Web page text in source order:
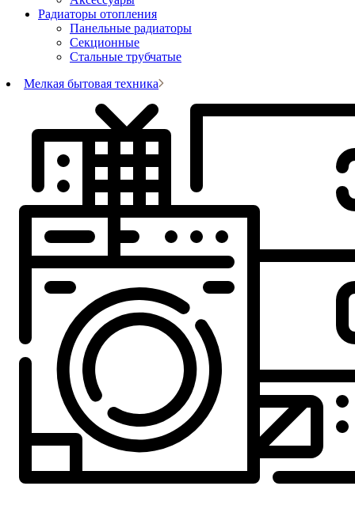
Радиаторы отопления
Панельные радиаторы
Секционные
Стальные трубчатые
Мелкая бытовая техника